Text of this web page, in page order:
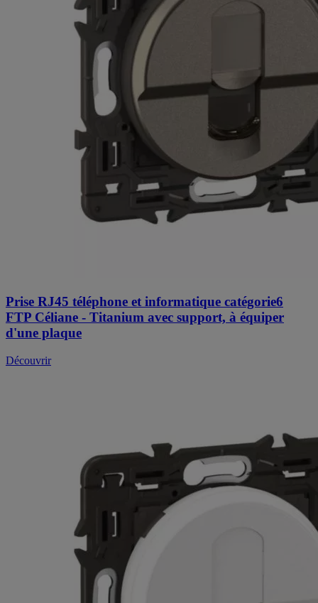
Prise RJ45 téléphone et informatique catégorie6
FTP Céliane - Titanium avec support, à équiper
d'une plaque
Découvrir